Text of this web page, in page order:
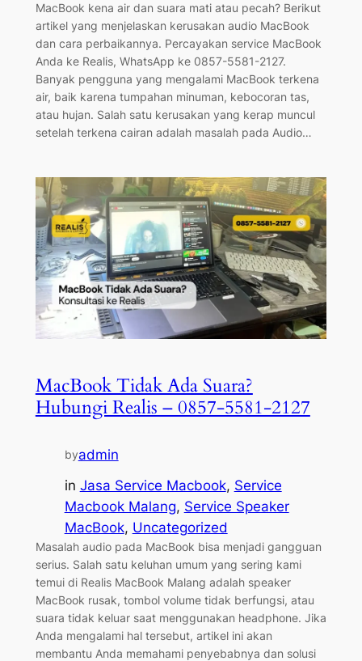
MacBook kena air dan suara mati atau pecah? Berikut
artikel yang menjelaskan kerusakan audio MacBook
dan cara perbaikannya. Percayakan service MacBook
Anda ke Realis, WhatsApp ke 0857-5581-2127.
Banyak pengguna yang mengalami MacBook terkena
air, baik karena tumpahan minuman, kebocoran tas,
atau hujan. Salah satu kerusakan yang kerap muncul
setelah terkena cairan adalah masalah pada Audio…
MacBook Tidak Ada Suara?
Hubungi Realis – 0857-5581-2127
byadmin
in Jasa Service Macbook, Service
Macbook Malang, Service Speaker
MacBook, Uncategorized
Masalah audio pada MacBook bisa menjadi gangguan
serius. Salah satu keluhan umum yang sering kami
temui di Realis MacBook Malang adalah speaker
MacBook rusak, tombol volume tidak berfungsi, atau
suara tidak keluar saat menggunakan headphone. Jika
Anda mengalami hal tersebut, artikel ini akan
membantu Anda memahami penyebabnya dan solusi